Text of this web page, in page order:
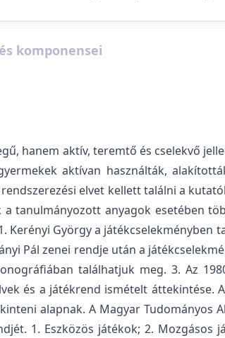
komponensei
hanem aktív, teremtő és cselekvő
aktívan használták,
elvet kellett találni a
tanulmányozott anyagok esetében
György a játékcselekményben
Pál zenei rendje után a
találhatjuk meg. 3. Az
és a játékrend ismételt áttekintése.
alapnak. A Magyar Tudományos
1. Eszközös játékok; 2. Mozgásos